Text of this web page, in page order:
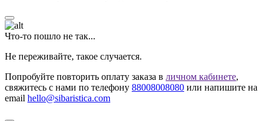
Что-то пошло не так...
Не переживайте, такое случается.
Попробуйте повторить оплату заказа в личном кабинете,
свяжитесь с нами по телефону 88008008080 или напишите на
email hello@sibaristica.com